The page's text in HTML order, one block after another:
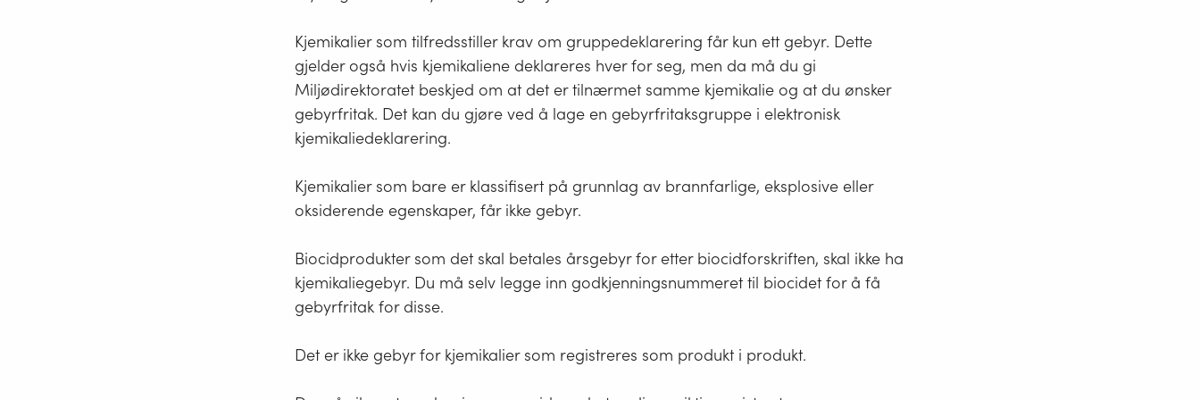
de manglende opplysningene ved å endre deklarasjonen og sende inn
Lukk
Dersom en eller flere komponenter er på nanoform skal dette oppgis.
Mer om nanonform hos Echa
Utgangsstoffer for eksplosiver
Noen utgangsstoffer for eksplosiver skal deklareres til produktregisteret.
Forskrift om utgangsstoffer for eksplosiver§2og§ 11
Fysikalske data
Årsmengder
Dersom du skal melde inn årsmengder må du ha en oversikt over den
foregående år.
Kjemikalier som tilfredsstiller krav om gruppedeklarering får kun ett gebyr. Dette
gjelder også hvis kjemikaliene deklareres hver for seg, men da må du gi
Miljødirektoratet beskjed om at det er tilnærmet samme kjemikalie og at du ønsker
gebyrfritak. Det kan du gjøre ved å lage en gebyrfritaksgruppe i elektronisk
kjemikaliedeklarering.
Kjemikalier som bare er klassifisert på grunnlag av brannfarlige, eksplosive eller
oksiderende egenskaper, får ikke gebyr.
Biocidprodukter som det skal betales årsgebyr for etter biocidforskriften, skal ikke ha
kjemikaliegebyr. Du må selv legge inn godkjenningsnummeret til biocidet for å få
gebyrfritak for disse.
Det er ikke gebyr for kjemikalier som registreres som produkt i produkt.